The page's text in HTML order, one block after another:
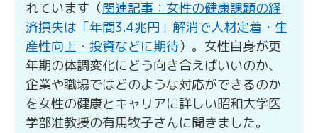
れています（関連記事：女性の健康課題の経
済損失は「年間3.4兆円」解消で人材定着・生
産性向上・投資などに期待）。女性自身が更
年期の体調変化にどう向き合えばいいのか、
企業や職場ではどのような対応ができるのか
を女性の健康とキャリアに詳しい昭和大学医
学部准教授の有馬牧子さんに聞きました。